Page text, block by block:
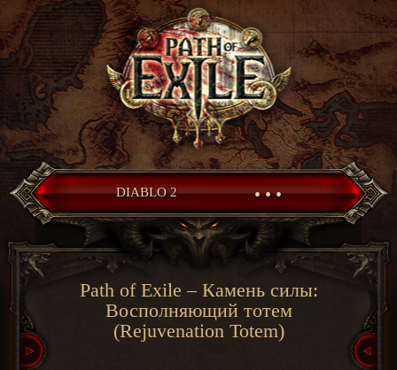
DIABLO 2 • • •
Path of Exile – Камень силы:
Восполняющий тотем
(Rejuvenation Totem)